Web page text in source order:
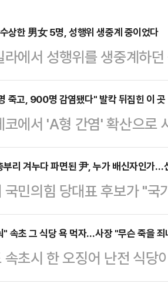
상한 男女 5명, 성행위 생중계 중이었다
라에서 성행위를 생중계하
.지난 7일(현지시간) 태국
청은 6일 경찰이 파타야의
성 2명을 체포했다고 밝혔
후 현장을 덮쳐 라이브 방송
콘돔, 카메라, 휴대전화 및
라인 플랫폼을 통해 방송을
자들에게 …
죽고, 900명 감염됐다" 발칵 뒤집힌 이 곳
코에서 'A형 간염' 확산으로
발생했다.7일(현지시간) 영
지난달 21일 기준 A형 간염
운데 10명은 A형 간염으
거의 두 배에 해당하는 수
불과했던 것과 비교하면
스트리아·헝가리·슬로바키
부리 겨누다 파면된 尹, 누가 배신자인가…
국민의힘 당대표 후보가 "
자, 정통보수를 말아 먹은
자, 그들이 배신자지 누가
지 세력 '윤어게인'을 직격
잘못을 온 국민과 함께 지적
" 속초 그 식당 욕 먹자…사장 "무슨 죽을
속초시 한 오징어 난전 식당
당 측이 영상을 공개한 유튜